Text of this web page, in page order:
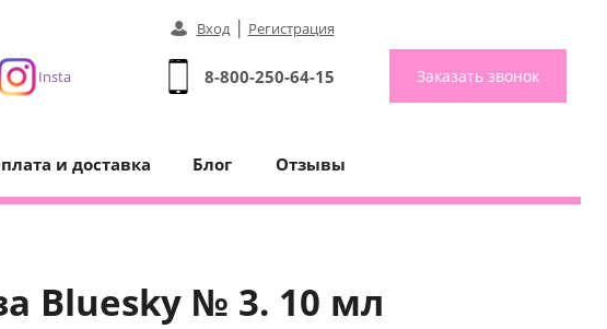
Insta 8-800-250-64-15
Вход| Регистрация
Заказать звонок
и доставка Блог Отзывы
Bluesky № 3. 10 мл